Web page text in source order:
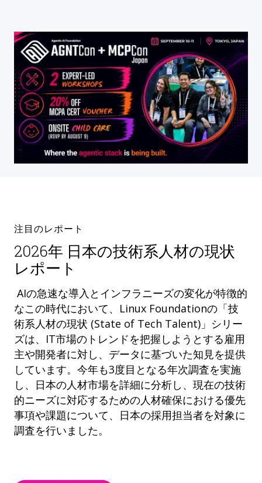
注目のレポート
2026年 日本の技術系人材の現状
レポート
AIの急速な導入とインフラニーズの変化が特徴的
なこの時代において、Linux Foundationの「技
術系人材の現状 (State of Tech Talent)」シリー
ズは、IT市場のトレンドを把握しようとする雇用
主や開発者に対し、データに基づいた知見を提供
しています。今年も3度目となる年次調査を実施
し、日本の人材市場を詳細に分析し、現在の技術
的ニーズに対応するための人材確保における優先
事項や課題について、日本の採用担当者を対象に
調査を行いました。